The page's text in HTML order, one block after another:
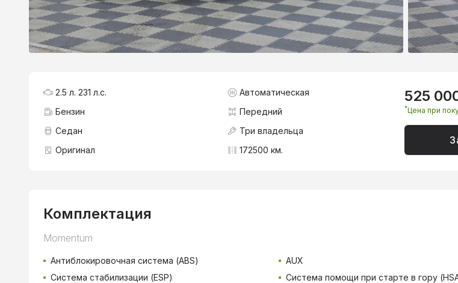
525
*Цена при
2.5 л. 231 л.с.
Автоматическая
Бензин
Передний
Седан
Три владельца
Оригинал
172500 км.
Комплектация
Momentum
Антиблокировочная система (ABS)
AUX
Система стабилизации (ESP)
Система помощи при старте в гору